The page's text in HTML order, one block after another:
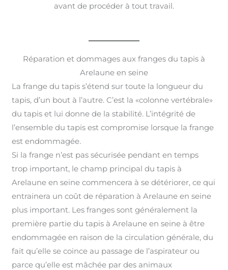
avant de procéder à tout travail.
Réparation et dommages aux franges du tapis à
Arelaune en seine
La frange du tapis s’étend sur toute la longueur du
tapis, d’un bout à l’autre. C’est la «colonne vertébrale»
du tapis et lui donne de la stabilité. L’intégrité de
l’ensemble du tapis est compromise lorsque la frange
est endommagée.
Si la frange n’est pas sécurisée pendant en temps
trop important, le champ principal du tapis à
Arelaune en seine commencera à se détériorer, ce qui
entrainera un coût de réparation à Arelaune en seine
plus important. Les franges sont généralement la
première partie du tapis à Arelaune en seine à être
endommagée en raison de la circulation générale, du
fait qu’elle se coince au passage de l’aspirateur ou
parce qu’elle est mâchée par des animaux